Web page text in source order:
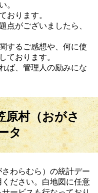
。
おります。
点がございましたら、
するご感想や、何に使
ております。
ば、管理人の励みにな
原村（おがさ
タ
わらむら）の統計デー
ださい。白地図に任意